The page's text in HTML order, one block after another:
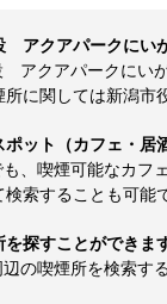
アクアパークにい
アクアパークにい
所に関しては新潟
ット（カフェ・居
、喫煙可能なカフ
索することも可能
探すことができま
の喫煙所を検索す